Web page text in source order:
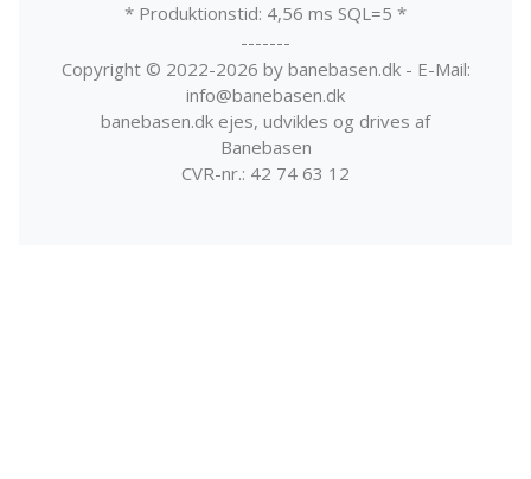
* Produktionstid: 4,56 ms SQL=5 *
-------
Copyright © 2022-2026 by banebasen.dk - E-Mail:
info@banebasen.dk
banebasen.dk ejes, udvikles og drives af
Banebasen
CVR-nr.: 42 74 63 12